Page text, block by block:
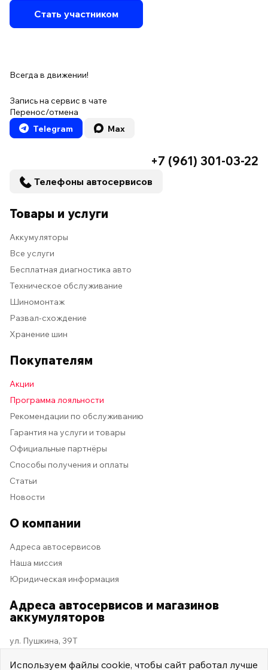
Стать участником
Всегда в движении!
Запись на сервис в чате
Перенос/отмена
Telegram
Max
+7 (961) 301-03-22
Телефоны автосервисов
Товары и услуги
Аккумуляторы
Все услуги
Бесплатная диагностика авто
Техническое обслуживание
Шиномонтаж
Развал-схождение
Хранение шин
Покупателям
Акции
Программа лояльности
Рекомендации по обслуживанию
Гарантия на услуги и товары
Официальные партнёры
Способы получения и оплаты
Статьи
Новости
О компании
Адреса автосервисов
Наша миссия
Юридическая информация
Адреса автосервисов и магазинов
аккумуляторов
ул. Пушкина, 39Т
Используем файлы cookie, чтобы сайт работал лучше